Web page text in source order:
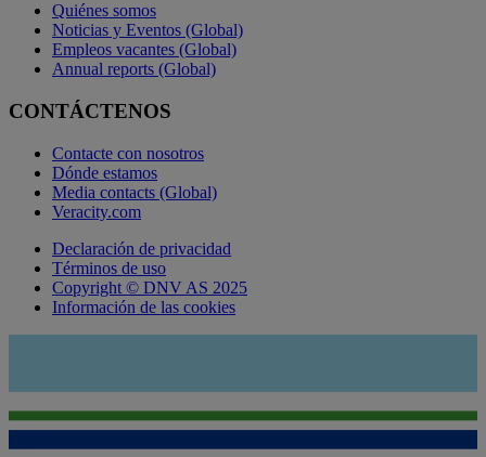
Quiénes somos
Noticias y Eventos (Global)
Empleos vacantes (Global)
Annual reports (Global)
CONTÁCTENOS
Contacte con nosotros
Dónde estamos
Media contacts (Global)
Veracity.com
Declaración de privacidad
Términos de uso
Copyright © DNV AS 2025
Información de las cookies